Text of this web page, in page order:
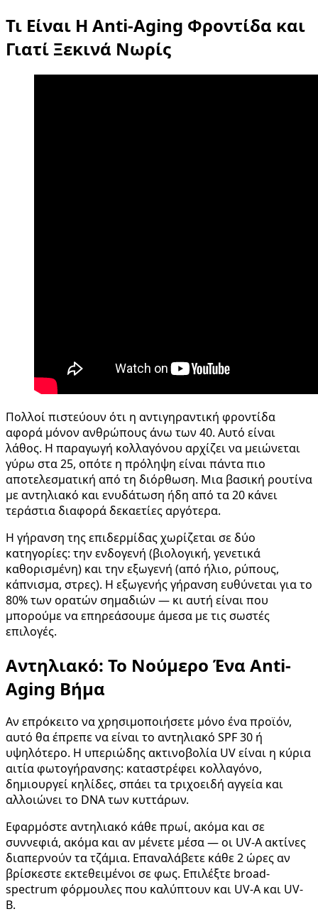
Τι Είναι Η Anti-Aging Φροντίδα και
Γιατί Ξεκινά Νωρίς
Πολλοί πιστεύουν ότι η αντιγηραντική φροντίδα
αφορά μόνον ανθρώπους άνω των 40. Αυτό είναι
λάθος. Η παραγωγή κολλαγόνου αρχίζει να μειώνεται
γύρω στα 25, οπότε η πρόληψη είναι πάντα πιο
αποτελεσματική από τη διόρθωση. Μια βασική ρουτίνα
με αντηλιακό και ενυδάτωση ήδη από τα 20 κάνει
τεράστια διαφορά δεκαετίες αργότερα.
Η γήρανση της επιδερμίδας χωρίζεται σε δύο
κατηγορίες: την ενδογενή (βιολογική, γενετικά
καθορισμένη) και την εξωγενή (από ήλιο, ρύπους,
κάπνισμα, στρες). Η εξωγενής γήρανση ευθύνεται για το
80% των ορατών σημαδιών — κι αυτή είναι που
μπορούμε να επηρεάσουμε άμεσα με τις σωστές
επιλογές.
Αντηλιακό: Το Νούμερο Ένα Anti-
Aging Βήμα
Αν επρόκειτο να χρησιμοποιήσετε μόνο ένα προϊόν,
αυτό θα έπρεπε να είναι το αντηλιακό SPF 30 ή
υψηλότερο. Η υπεριώδης ακτινοβολία UV είναι η κύρια
αιτία φωτογήρανσης: καταστρέφει κολλαγόνο,
δημιουργεί κηλίδες, σπάει τα τριχοειδή αγγεία και
αλλοιώνει το DNA των κυττάρων.
Εφαρμόστε αντηλιακό κάθε πρωί, ακόμα και σε
συννεφιά, ακόμα και αν μένετε μέσα — οι UV-A ακτίνες
διαπερνούν τα τζάμια. Επαναλάβετε κάθε 2 ώρες αν
βρίσκεστε εκτεθειμένοι σε φως. Επιλέξτε broad-
spectrum φόρμουλες που καλύπτουν και UV-A και UV-
B.